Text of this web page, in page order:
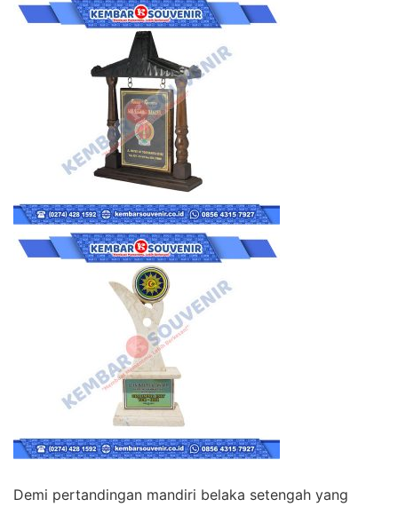
Demi pertandingan mandiri belaka setengah yang